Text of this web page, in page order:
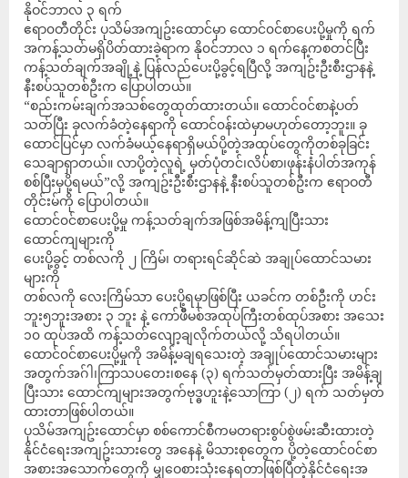
နိုဝင်ဘာလ ၃ ရက်
ဧရာ၀တီတိုင်း ပုသိမ်အကျဥ်းထောင်မှာ ထောင်၀င်စာပေးပို့မှုကို ရက်
အကန့်သတ်မရှိပိတ်ထားခဲ့ရာက နို၀င်ဘာလ ၁ ရက်နေ့ကစတင်ပြီး
ကန့်သတ်ချက်အချို့နဲ့ ပြန်လည်ပေးပို့ခွင့်ရပြီလို့ အကျဥ်းဦးစီးဌာနနဲ့
နီးစပ်သူတစ်ဦးက ပြောပါတယ်။
“စည်းကမ်းချက်အသစ်တွေထုတ်ထားတယ်။ ထောင်၀င်စာနဲ့ပတ်
သတ်ပြီး ခုလက်ခံတဲ့နေရာကို ထောင်၀န်းထဲမှာမဟုတ်တော့ဘူး။ ခု
ထောင်ပြင်မှာ လက်ခံမယ့်နေရာရှိမယ်ပို့တဲ့အထုပ်တွေကိုတစ်ခုခြင်း
သေချာရှာတယ်။ လာပို့တဲ့လူရဲ့ မှတ်ပုံတင်၊လိပ်စာ၊ဖုန်းနံပါတ်အကုန်
စစ်ပြီးမှပို့ရမယ်”လို့ အကျဥ်းဦးစီးဌာနနဲ့ နီးစပ်သူတစ်ဦးက ဧရာဝတီ
တိုင်းမ်ကို ပြောပါတယ်။
ထောင်၀င်စာပေးပို့မှု ကန့်သတ်ချက်အဖြစ်အမိန့်ကျပြီးသား
ထောင်ကျများကို
ပေးပို့ခွင့် တစ်လကို ၂ ကြိမ်၊ တရားရင်ဆိုင်ဆဲ အချုပ်ထောင်သမား
များကို
တစ်လကို လေးကြိမ်သာ ပေးပို့ရမှာဖြစ်ပြီး ယခင်က တစ်ဦးကို ဟင်း
ဘူး၅ဘူးအစား ၃ ဘူး နဲ့ ကော်ဖိီမစ်အထုပ်ကြီးတစ်ထုပ်အစား အသေး
၁၀ ထုပ်အထိ ကန့်သတ်လျော့ချလိုက်တယ်လို့ သိရပါတယ်။
ထောင်၀င်စာပေးပို့မှုကို အမိန့်မချရသေးတဲ့ အချုပ်ထောင်သမားများ
အတွက်အဂ်ါ၊ကြာသပတေး၊စနေ (၃) ရက်သတ်မှတ်ထားပြီး အမိန့်ချ
ပြီးသား ထောင်ကျများအတွက်ဗုဒ္ဓဟူးနဲ့သောကြာ (၂) ရက် သတ်မှတ်
ထားတာဖြစ်ပါတယ်။
ပုသိမ်အကျဥ်းထောင်မှာ စစ်ကောင်စီကမတရားစွပ်စွဲဖမ်းဆီးထားတဲ့
နိုင်ငံရေးအကျဥ်းသားတွေ အနေနဲ့ မိသားစုတွေက ပို့တဲ့ထောင်၀င်စာ
အစားအသောက်တွေကို မျှဝေစားသုံးနေရတာဖြစ်ပြီတဲ့နိုင်ငံရေးအ